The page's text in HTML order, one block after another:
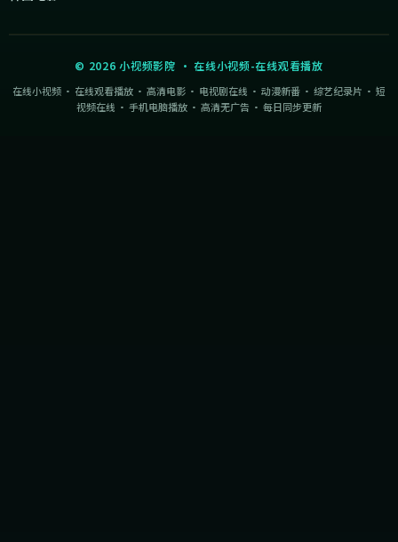
© 2026 小视频影院 ·在线小视频-在线观看播放
在线小视频 · 在线观看播放 · 高清电影 · 电视剧在线 · 动漫新番 · 综艺纪录片 · 短
视频在线 · 手机电脑播放 · 高清无广告 · 每日同步更新